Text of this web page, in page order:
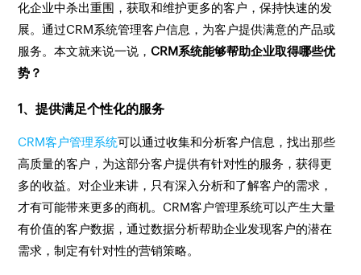
化企业中杀出重围，获取和维护更多的客户，保持快速的发
展。通过CRM系统管理客户信息，为客户提供满意的产品或
服务。本文就来说一说，CRM系统能够帮助企业取得哪些优
势？
1、提供满足个性化的服务
CRM客户管理系统可以通过收集和分析客户信息，找出那些
高质量的客户，为这部分客户提供有针对性的服务，获得更
多的收益。对企业来讲，只有深入分析和了解客户的需求，
才有可能带来更多的商机。CRM客户管理系统可以产生大量
有价值的客户数据，通过数据分析帮助企业发现客户的潜在
需求，制定有针对性的营销策略。